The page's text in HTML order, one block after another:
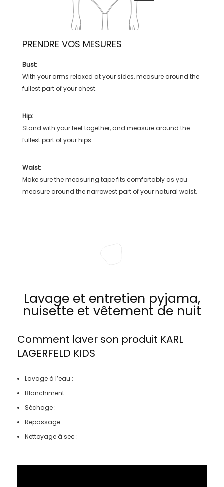
PRENDRE VOS MESURES
Bust:
With your arms relaxed at your sides, measure around the
fullest part of your chest.
Hip:
Stand with your feet together, and measure around the
fullest part of your hips.
Waist:
Make sure the measuring tape fits comfortably as you
measure around the narrowest part of your natural waist.
Lavage et entretien pyjama,
nuisette et vêtement de nuit
Comment laver son produit KARL
LAGERFELD KIDS
Lavage à l’eau :
Blanchiment :
Séchage :
Repassage :
Nettoyage à sec :